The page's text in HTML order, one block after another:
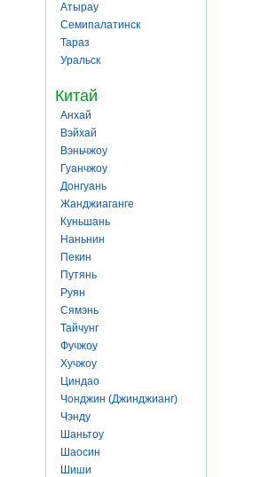
Атырау
Семипалатинск
Тараз
Уральск
Китай
Анхай
Вэйхай
Вэньчжоу
Гуанчжоу
Донгуань
Жанджиаганге
Куньшань
Наньнин
Пекин
Путянь
Руян
Сямэнь
Тайчунг
Фучжоу
Хучжоу
Циндао
Чонджин (Джинджианг)
Чэнду
Шаньтоу
Шаосин
Шиши